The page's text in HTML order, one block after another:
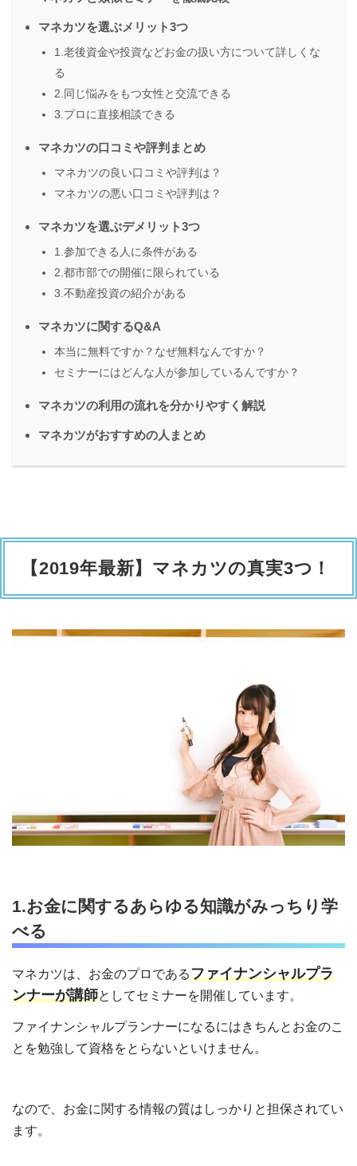
マネカツを選ぶメリット3つ
1.老後資金や投資などお金の扱い方について詳しくな
る
2.同じ悩みをもつ女性と交流できる
3.プロに直接相談できる
マネカツの口コミや評判まとめ
マネカツの良い口コミや評判は？
マネカツの悪い口コミや評判は？
マネカツを選ぶデメリット3つ
1.参加できる人に条件がある
2.都市部での開催に限られている
3.不動産投資の紹介がある
マネカツに関するQ&A
本当に無料ですか？なぜ無料なんですか？
セミナーにはどんな人が参加しているんですか？
マネカツの利用の流れを分かりやすく解説
マネカツがおすすめの人まとめ
【2019年最新】マネカツの真実3つ！
1.お金に関するあらゆる知識がみっちり学
べる
マネカツは、お金のプロであるファイナンシャルプラ
ンナーが講師としてセミナーを開催しています。
ファイナンシャルプランナーになるにはきちんとお金のこ
とを勉強して資格をとらないといけません。
なので、お金に関する情報の質はしっかりと担保されてい
ます。